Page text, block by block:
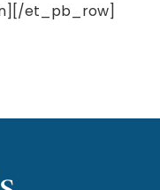
et_pb_row]